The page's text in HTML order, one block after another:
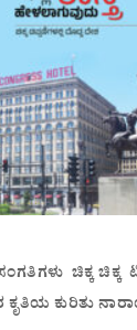
ಚಿಕ್ಕ ಚಿಕ್ಕ
ಕುರಿತು